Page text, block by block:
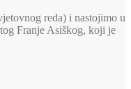
reda) i nastojimo u
Franje Asiškog, koji je